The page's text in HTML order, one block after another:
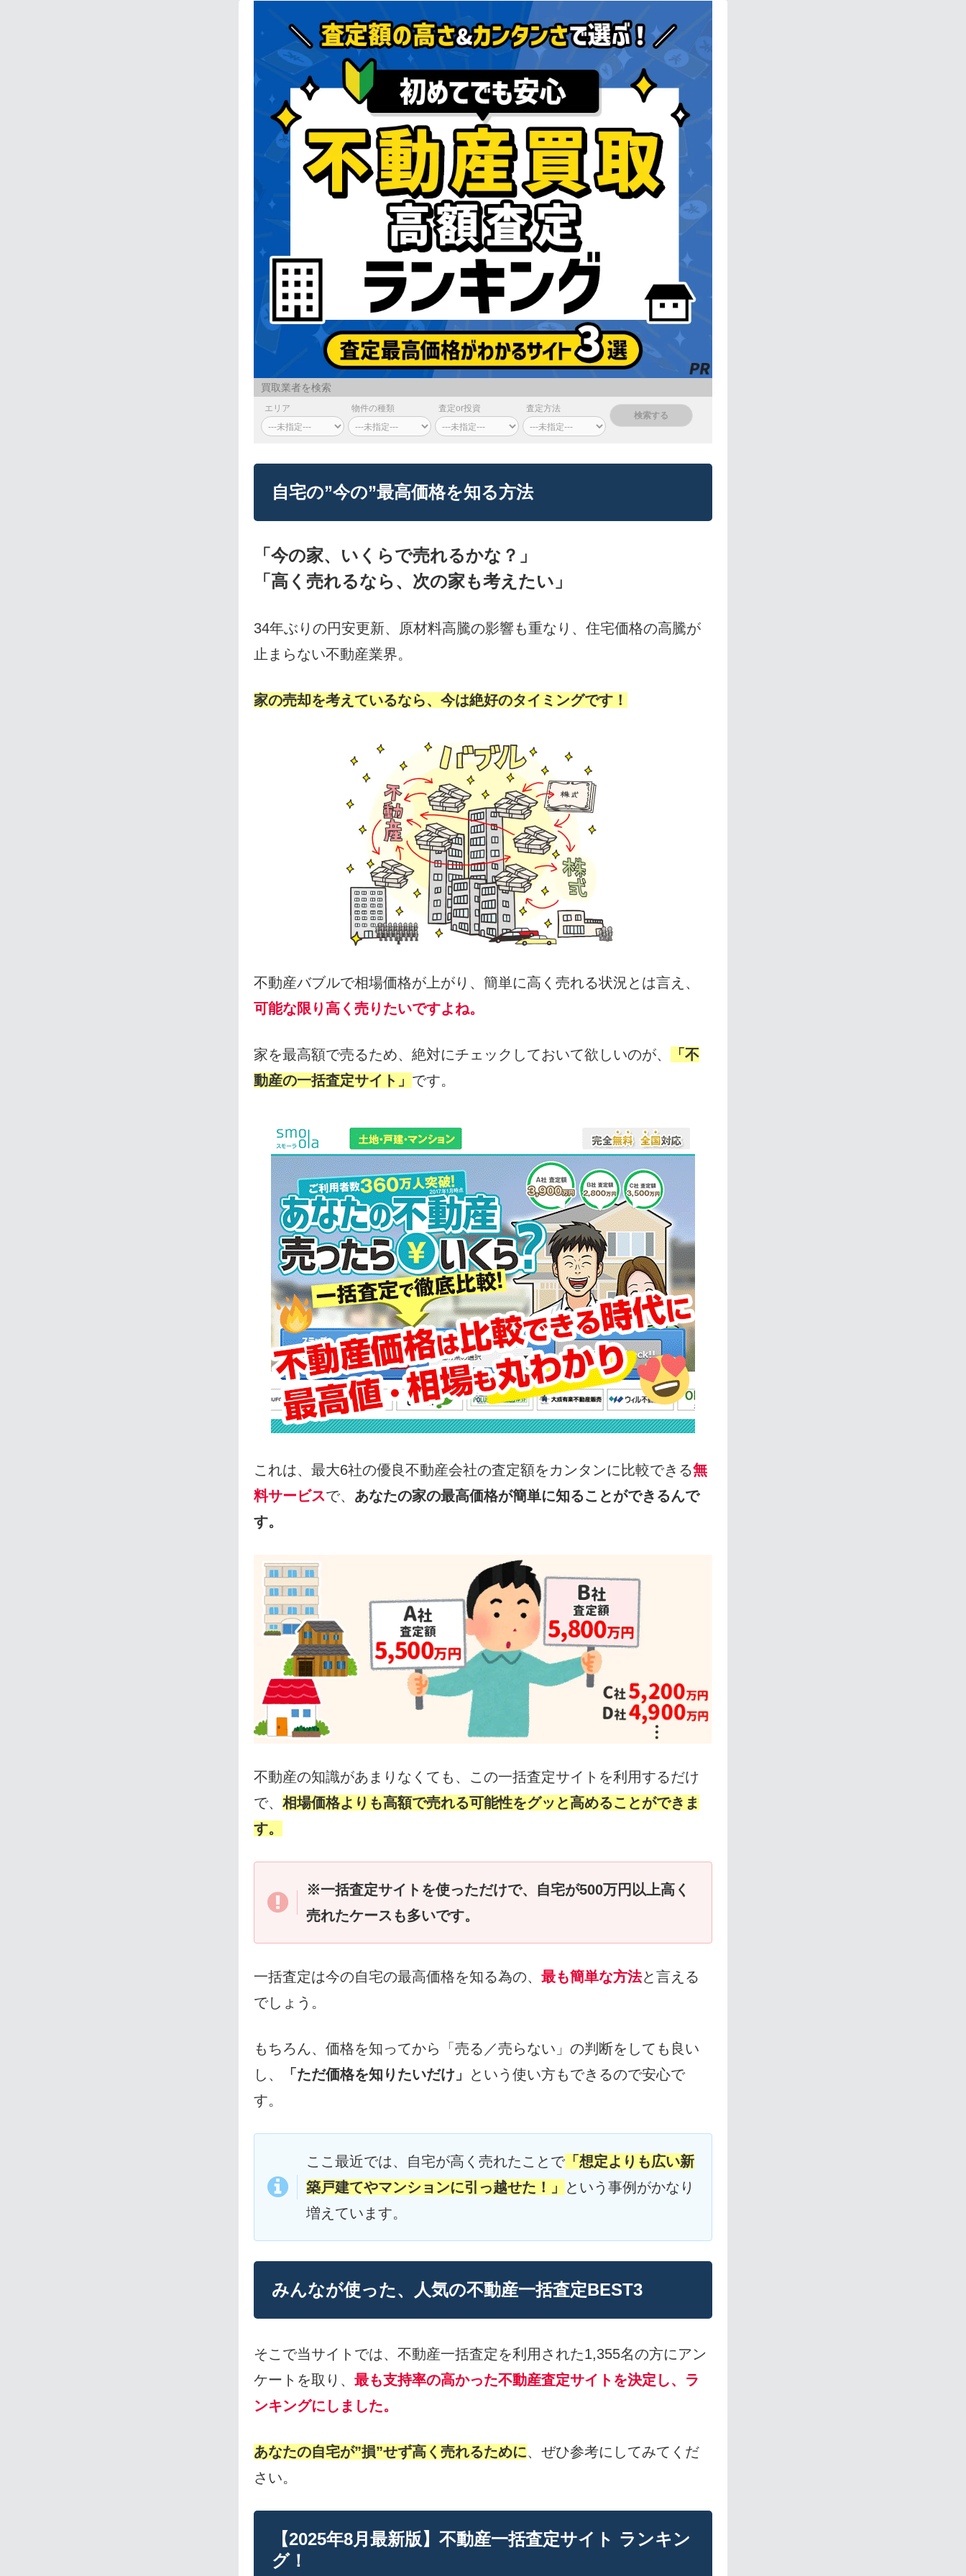
買取業者を検索
エリア 物件の種類 査定or投資 査定方法
自宅の”今の”最高価格を知る方法
「今の家、いくらで売れるかな？」
「高く売れるなら、次の家も考えたい」
34年ぶりの円安更新、原材料高騰の影響も重なり、住宅価格の高騰が
止まらない不動産業界。
家の売却を考えているなら、今は絶好のタイミングです！
不動産バブルで相場価格が上がり、簡単に高く売れる状況とは言え、
可能な限り高く売りたいですよね。
家を最高額で売るため、絶対にチェックしておいて欲しいのが、
「不
動産の一括査定サイト」 です。
これは、最大6社の優良不動産会社の査定額をカンタンに比較できる無
料サービスで、 あなたの家の最高価格が簡単に知ることができるんで
す。
不動産の知識があまりなくても、この一括査定サイトを利用するだけ
で、 相場価格よりも高額で売れる可能性をグッと高めることができま
す。
※一括査定サイトを使っただけで、自宅が500万円以上高く
売れたケースも多いです。
一括査定は今の自宅の最高価格を知る為の、 最も簡単な方法と言える
でしょう。
もちろん、価格を知ってから「売る／売らない」の判断をしても良い
し、
「ただ価格を知りたいだけ」
という使い方もできるので安心で
す。
ここ最近では、自宅が高く売れたことで 「想定よりも広い新
築戸建てやマンションに引っ越せた！」
という事例がかなり
増えています。
みんなが使った、人気の不動産一括査定BEST3
そこで当サイトでは、不動産一括査定を利用された1,355名の方にアン
ケートを取り、 最も支持率の高かった不動産査定サイトを決定し、ラ
ンキングにしました。
あなたの自宅が”損”せず高く売れるために、ぜひ参考にしてみてくだ
さい。
【2025年8月最新版】不動産一括査定サイト ランキン
グ！